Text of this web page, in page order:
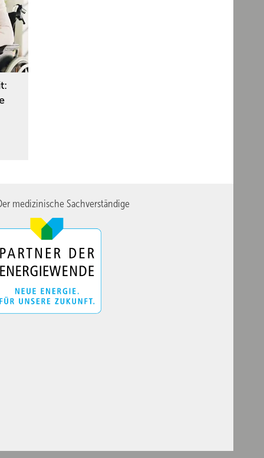
medizinische Sachverständige